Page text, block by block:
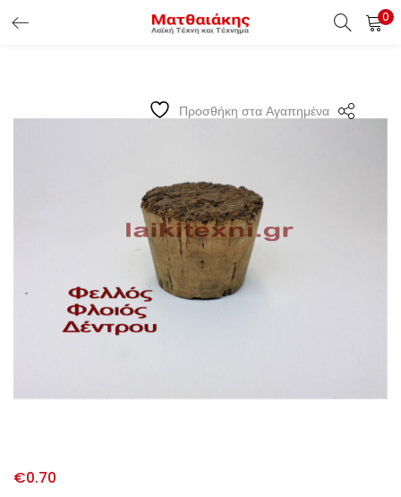
0
Προσθήκη στα Αγαπημένα
€0.70
ΕΊΣΟΔΟΣ ΠΕΛΑΤΏΝ
Υπενθύμιση κωδικού
Είσοδος Πελατών
Χάσατε τον κωδικό σας ?